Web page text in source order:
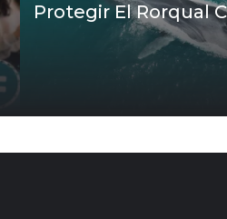
Protegir El Rorqual